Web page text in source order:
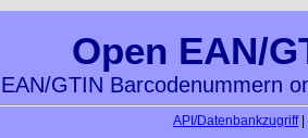
Open EAN/
EAN/GTIN Barcodenummern
API/Datenbankzugriff|